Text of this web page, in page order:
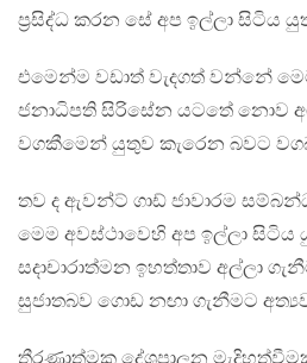
ප්‍රසිද්ධ කරන සේ අප ඉල්ලා සිටිය
එමෙන්ම වඩාත් වැදගත් වන්නේ
ජනාධිපති සිරිසේන යටතේ නොව
වගකීමෙන් යුතුව කැරෙන බවට
තව ද ඇවන්ට් ගාඩ් ජාවාරම
මෙම අවස්ථාවෙහි අප ඉල්ලා සිටිය
සදාචාරාත්මන ඉහත්තාව අල්ලා
සුජාතබව ගොඩ නඟා ගැනීමට
තීරණාත්මක දේශපාලන